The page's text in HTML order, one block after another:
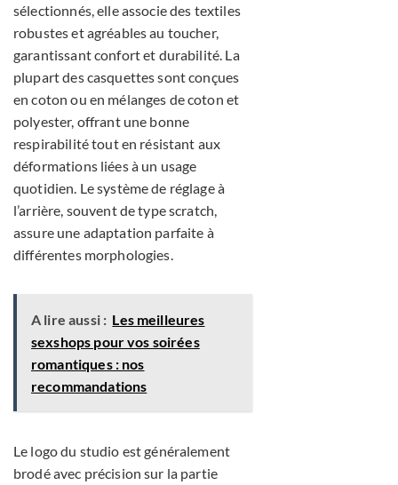
sélectionnés, elle associe des textiles
robustes et agréables au toucher,
garantissant confort et durabilité. La
plupart des casquettes sont conçues
en coton ou en mélanges de coton et
polyester, offrant une bonne
respirabilité tout en résistant aux
déformations liées à un usage
quotidien. Le système de réglage à
l’arrière, souvent de type scratch,
assure une adaptation parfaite à
différentes morphologies.
A lire aussi : Les meilleures
sexshops pour vos soirées
romantiques : nos
recommandations
Le logo du studio est généralement
brodé avec précision sur la partie